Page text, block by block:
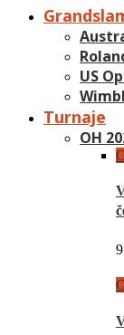
US
Turnaje
OH